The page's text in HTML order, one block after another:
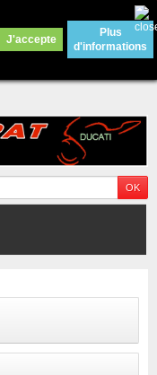
Contactez-nous
d'envoyer un mail
J'accepte
Plus
d'informations